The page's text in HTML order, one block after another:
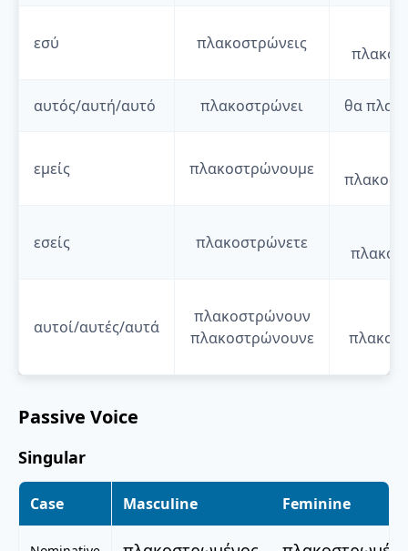
εσύ πλακοστρώνεις
αυτός/αυτή/αυτό πλακοστρώνει θα
εμείς πλακοστρώνουμε
εσείς πλακοστρώνετε
αυτοί/αυτές/αυτά
πλακοστρώνουν
πλακοστρώνουνε
Passive Voice
Singular
Case Masculine Feminine